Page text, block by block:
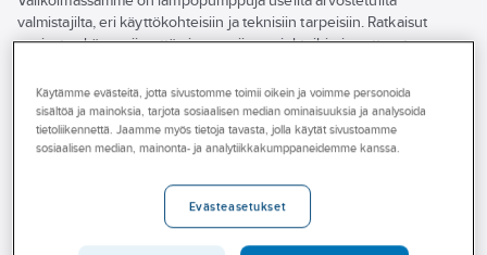
valmistajilta, eri käyttökohteisiin ja teknisiin tarpeisiin. Ratkaisut
sopivat sekä suuriin että pienempiin projekteihin ja auttavat
Tutustu valikoimaamme verkkokaupassa tai poikkea lähimpään
Ahlsell-myymälään – asiantuntevat myyjämme auttavat sinua
löytämään juuri oikeat tuotteet kylmäalan kohteisiin.
kaikki
suodattimet
Käytämme evästeitä, jotta sivustomme toimii oikein ja voimme personoida
sisältöä ja mainoksia, tarjota sosiaalisen median ominaisuuksia ja analysoida
tietoliikennettä. Jaamme myös tietoja tavasta, jolla käytät sivustoamme
sosiaalisen median, mainonta- ja analytiikkakumppaneidemme kanssa.
Evästeasetukset